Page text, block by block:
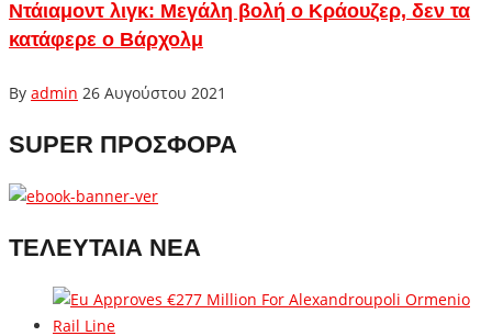
Ντάιαμοντ λιγκ: Μεγάλη βολή ο Κράουζερ, δεν τα
κατάφερε ο Βάρχολμ
By admin 26 Αυγούστου 2021
SUPER ΠΡΟΣΦΟΡΑ
ΤΕΛΕΥΤΑΙΑ ΝΕΑ